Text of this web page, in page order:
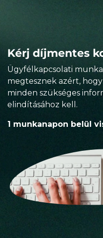
Kérj díjmentes
Ügyfélkapcsolati
megtesznek azért,
minden szükséges
elindításához kell.
1 munkanapon belül